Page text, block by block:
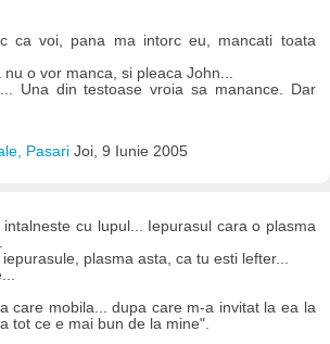
ca voi, pana ma intorc eu, mancati toata
o vor manca, si pleaca John...
Una din testoase vroia sa manance. Dar
Pasari Joi, 9 Iunie 2005
intalneste cu lupul... Iepurasul cara o plasma
plasma asta, ca tu esti lefter...
care mobila... dupa care m-a invitat la ea la
tot ce e mai bun de la mine".